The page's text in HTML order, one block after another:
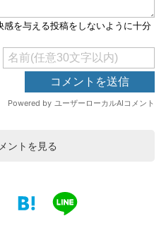
ントを見る